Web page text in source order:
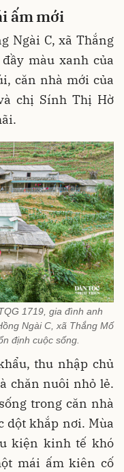
ấm mới
Ngài C, xã Thắng
màu xanh của
căn nhà mới của
chị Sính Thị Hờ
1719, gia đình anh
Ngài C, xã Thắng Mố
định cuộc sống.
thu nhập chủ
chăn nuôi nhỏ lẻ.
trong căn nhà
dột khắp nơi. Mùa
kiện kinh tế khó
mái ấm kiên cố